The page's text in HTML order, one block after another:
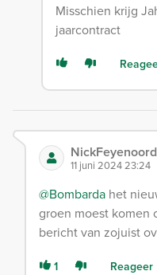
Misschien krijg
jaarcontract
11 juni 2024 23:24
@Bombarda het
groen moest komen
bericht van zojuist
1 Reageer